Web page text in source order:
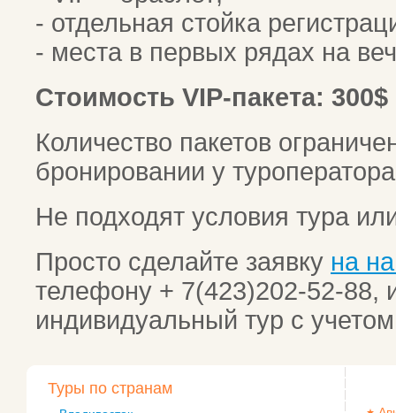
- отдельная стойка
- места в первых рядах на
Стоимость VIP-пакета: 300$
Количество пакетов
бронировании у
Не подходят условия тура
Просто сделайте заявку на
телефону + 7(423)202-52-88,
индивидуальный тур с
Туры по странам